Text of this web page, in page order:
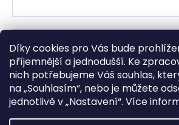
Díky cookies pro Vás bude
příjemnější a jednodušší. Ke
nich potřebujeme Váš souhlas,
na „Souhlasím“, nebo je můžete
jednotlivě v „Nastavení“. Více